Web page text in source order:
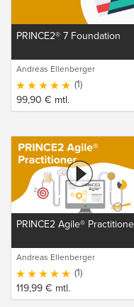
PRINCE2® 7 Foundation
Andreas Ellenberger
(1)
99,90 € mtl.
PRINCE2 Agile®
Andreas Ellenberger
(1)
119,99 € mtl.